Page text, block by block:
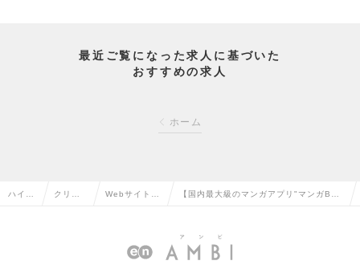
最近ご覧になった求人に基づいた
おすすめの求人
ホーム
ハイク クリエ Webサイト運
ツ企画の転職
【国内最大級のマンガアプリ"マンガBAN
マンガ編集担当を募集！の求人情報